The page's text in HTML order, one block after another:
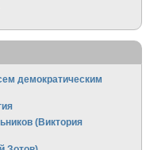
демократическим
(Виктория